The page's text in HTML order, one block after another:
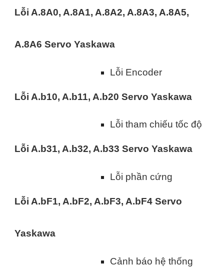
Lỗi A.8A0, A.8A1, A.8A2, A.8A3, A.8A5,
A.8A6 Servo Yaskawa
Lỗi Encoder
Lỗi A.b10, A.b11, A.b20 Servo Yaskawa
Lỗi tham chiếu tốc độ
Lỗi A.b31, A.b32, A.b33 Servo Yaskawa
Lỗi phần cứng
Lỗi A.bF1, A.bF2, A.bF3, A.bF4 Servo
Yaskawa
Cảnh báo hệ thống